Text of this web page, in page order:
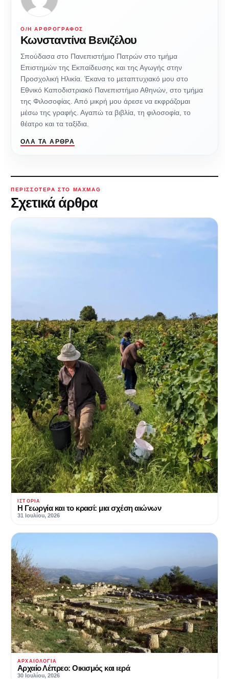
Ο/Η ΑΡΘΡΟΓΡΆΦΟΣ
Κωνσταντίνα Βενιζέλου
Σπούδασα στο Πανεπιστήμιο Πατρών στο τμήμα
Επιστημών της Εκπαίδευσης και της Αγωγής στην
Προσχολική Ηλικία. Έκανα το μεταπτυχιακό μου στο
Εθνικό Καποδιστριακό Πανεπιστήμιο Αθηνών, στο τμήμα
της Φιλοσοφίας. Από μικρή μου άρεσε να εκφράζομαι
μέσω της γραφής. Αγαπώ τα βιβλία, τη φιλοσοφία, το
θέατρο και τα ταξίδια.
ΌΛΑ ΤΑ ΆΡΘΡΑ
ΠΕΡΙΣΣΌΤΕΡΑ ΣΤΟ MAXMAG
Σχετικά άρθρα
ΙΣΤΟΡΊΑ
Η Γεωργία και το κρασί: μια σχέση αιώνων
31 Ιουλίου, 2026
ΑΡΧΑΙΟΛΟΓΊΑ
Αρχαίο Λέπρεο: Οικισμός και ιερά
30 Ιουλίου, 2026